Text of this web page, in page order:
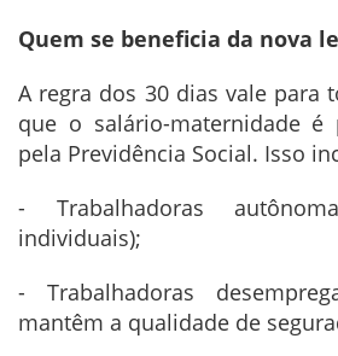
Quem se beneficia da nova
A regra dos 30 dias vale para
que o salário-maternidade é
pela Previdência Social. Isso
- Trabalhadoras
individuais);
- Trabalhadoras
mantêm a qualidade de